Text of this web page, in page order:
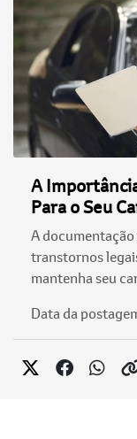
A
Para o Seu
A
transtornos
mantenha seu
Data da